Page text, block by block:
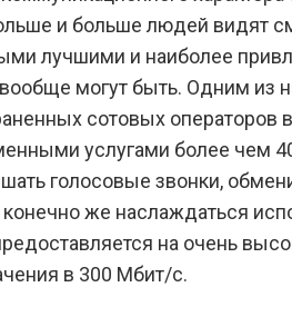
Tele2
план,
и больше людей видят
лучшими и наиболее
могут быть. Одним из
сотовых операторов
услугами более чем
голосовые звонки,
же наслаждаться
на очень
в 300 Мбит/с.